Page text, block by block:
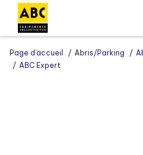
Page d’accueil Abris/Parking
ABC Expert
Panneau de gestion des cookies